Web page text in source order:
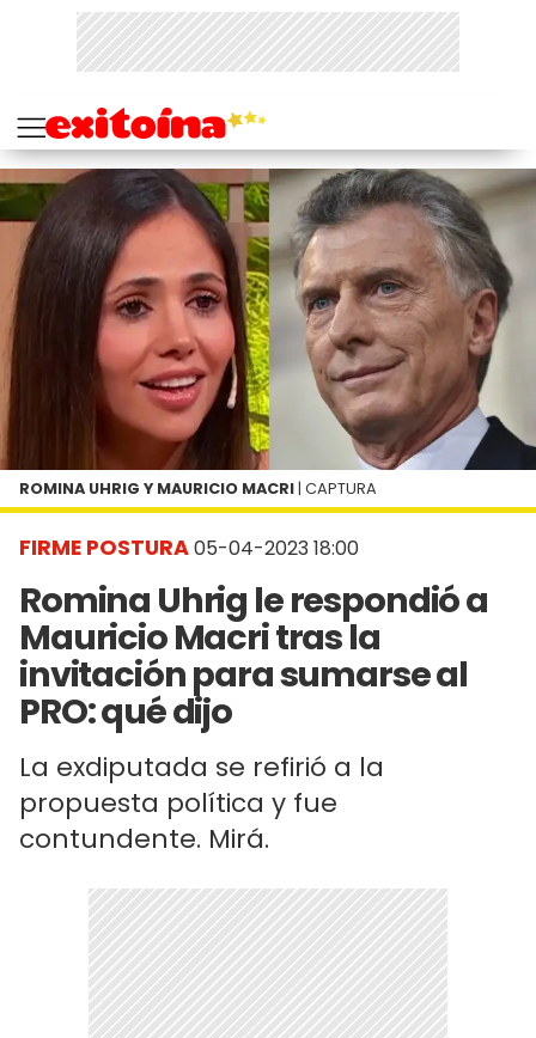
FIRME POSTURA05-04-2023 18:00
Romina Uhrig le respondió a
Mauricio Macri tras la
invitación para sumarse al
PRO: qué dijo
La exdiputada se refirió a la
propuesta política y fue
contundente. Mirá.
ROMINA UHRIG Y MAURICIO MACRI | CAPTURA